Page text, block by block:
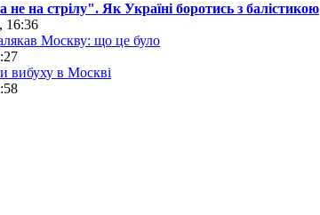
на стрілу". Як Україні боротись з балістикою
16:36
Москву: що це було
вибуху в Москві